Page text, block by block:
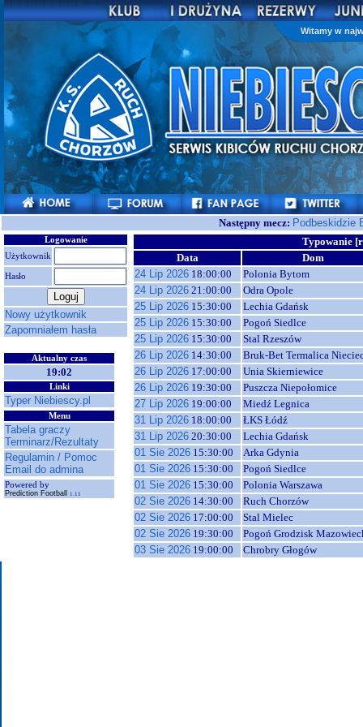
Witamy w
Następny mecz: Podbeskidzie
Logowanie
Użytkownik
Hasło
Nowy użytkownik
Zapomniałem hasła
Aktualny czas
19:02
Linki
Typer Niebiescy.pl
Menu
Tabela graczy
Terminarz/Rezultaty
Regulamin / Pomoc
Email do admina
Powered by
Prediction Football 1.11
Typowanie
Data
Dom
24 Lip 2026 18:00:00
Polonia Bytom
24 Lip 2026 21:00:00
Odra Opole
25 Lip 2026 15:30:00
Lechia Gdańsk
25 Lip 2026 15:30:00
Pogoń Siedlce
25 Lip 2026 15:30:00
Stal Rzeszów
26 Lip 2026 14:30:00
Bruk-Bet Termalica
26 Lip 2026 17:00:00
Unia Skierniewice
26 Lip 2026 19:30:00
Puszcza Niepołomice
27 Lip 2026 19:00:00
Miedź Legnica
31 Lip 2026 18:00:00
ŁKS Łódź
31 Lip 2026 20:30:00
Lechia Gdańsk
01 Sie 2026 15:30:00
Arka Gdynia
01 Sie 2026 15:30:00
Pogoń Siedlce
01 Sie 2026 15:30:00
Polonia Warszawa
02 Sie 2026 14:30:00
Ruch Chorzów
02 Sie 2026 17:00:00
Stal Mielec
02 Sie 2026 19:30:00
Pogoń Grodzisk
03 Sie 2026 19:00:00 Chrobry Głogów